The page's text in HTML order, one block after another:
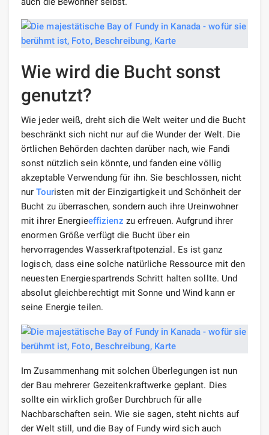
Wie wird die Bucht sonst
genutzt?
Wie jeder weiß, dreht sich die Welt weiter und die Bucht
beschränkt sich nicht nur auf die Wunder der Welt. Die
örtlichen Behörden dachten darüber nach, wie Fandi
sonst nützlich sein könnte, und fanden eine völlig
akzeptable Verwendung für ihn. Sie beschlossen, nicht
nurTouristen mit der Einzigartigkeit und Schönheit der
Bucht zu überraschen, sondern auch ihre Ureinwohner
mit ihrer Energieeffizienz zu erfreuen. Aufgrund ihrer
enormen Größe verfügt die Bucht über ein
hervorragendes Wasserkraftpotenzial. Es ist ganz
logisch, dass eine solche natürliche Ressource mit den
neuesten Energiespartrends Schritt halten sollte. Und
absolut gleichberechtigt mit Sonne und Wind kann er
seine Energie teilen.
Im Zusammenhang mit solchen Überlegungen ist nun
der Bau mehrerer Gezeitenkraftwerke geplant. Dies
sollte ein wirklich großer Durchbruch für alle
Nachbarschaften sein. Wie sie sagen, steht nichts auf
der Welt still, und die Bay of Fundy wird sich auch